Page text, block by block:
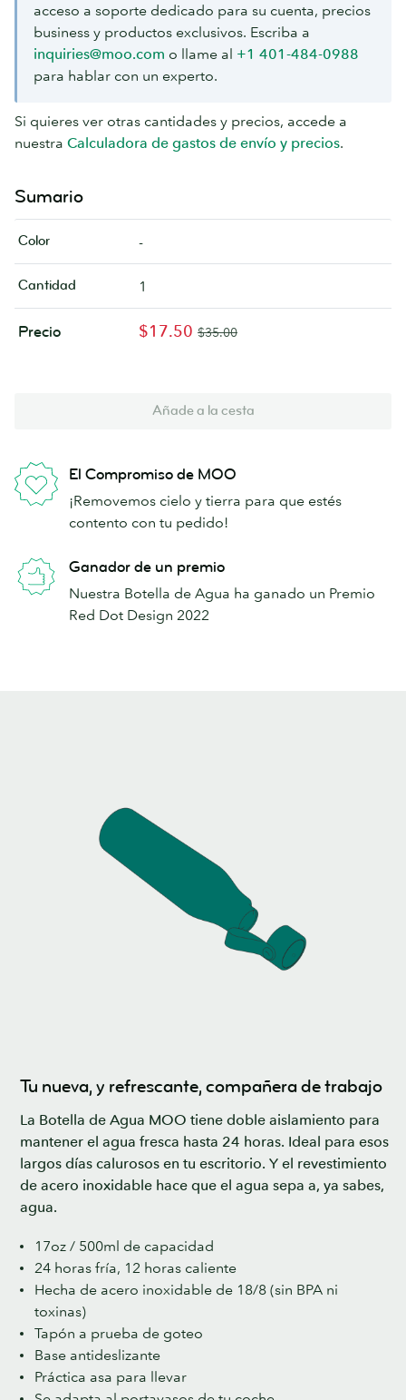
acceso a soporte dedicado para su cuenta, precios
business y productos exclusivos. Escriba a
inquiries@moo.com o llame al +1 401-484-0988
para hablar con un experto.
Si quieres ver otras cantidades y precios, accede a
nuestra Calculadora de gastos de envío y precios.
Sumario
Color -
Cantidad 1
Precio $17.50 $35.00
Añade a la cesta
El Compromiso de MOO
¡Removemos cielo y tierra para que estés
contento con tu pedido!
Ganador de un premio
Nuestra Botella de Agua ha ganado un Premio
Red Dot Design 2022
Tu nueva, y refrescante, compañera de trabajo
La Botella de Agua MOO tiene doble aislamiento para
mantener el agua fresca hasta 24 horas. Ideal para esos
largos días calurosos en tu escritorio. Y el revestimiento
de acero inoxidable hace que el agua sepa a, ya sabes,
agua.
17oz / 500ml de capacidad
24 horas fría, 12 horas caliente
Hecha de acero inoxidable de 18/8 (sin BPA ni
toxinas)
Tapón a prueba de goteo
Base antideslizante
Práctica asa para llevar